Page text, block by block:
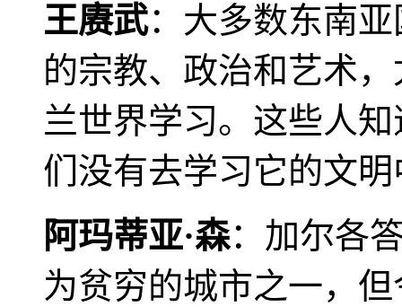
王赓武：大多数东南
的宗教、政治和艺术
兰世界学习。这些人
们没有去学习它的文
阿玛蒂亚·森：加尔各
为贫穷的城市之一，